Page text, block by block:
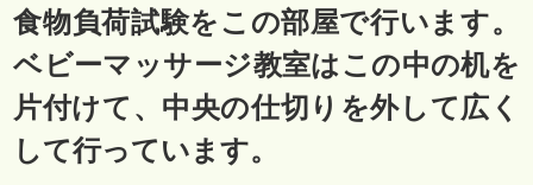
食物負荷試験をこの部屋で行います。
ベビーマッサージ教室はこの中の机を
片付けて、中央の仕切りを外して広く
して行っています。